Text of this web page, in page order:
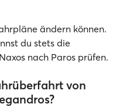
ändern können.
du stets die
nach Paros prüfen.
von